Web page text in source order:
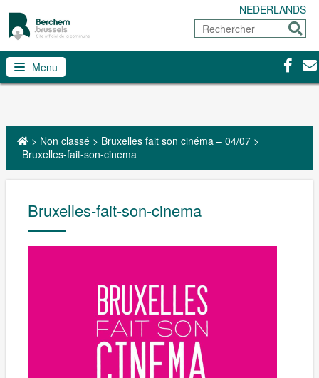
NEDERLANDS
Rechercher
Menu
> Non classé> Bruxelles fait son cinéma – 04/07>
Bruxelles-fait-son-cinema
Bruxelles-fait-son-cinema